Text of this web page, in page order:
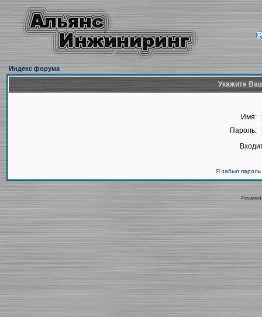
Индекс форума
Укажите
Имя:
Пароль:
Я забыл пароль